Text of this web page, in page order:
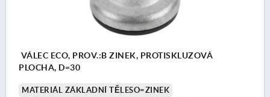
VÁLEC ECO, PROV.:B ZINEK, PROTISKLUZOVÁ
PLOCHA, D=30
MATERIÁL ZÁKLADNÍ TĚLESO=ZINEK